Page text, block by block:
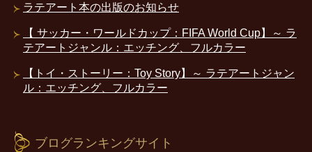
ラテアート本の出版のお知らせ
【 サッカー・ワールドカップ：FIFA World Cup】～ ラ
テアートジャンル：エッチング、フルカラー
【トイ・ストーリー：Toy Story】～ ラテアートジャン
ル：エッチング、フルカラー
ブログランキングサイト